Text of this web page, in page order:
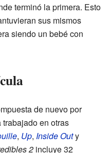
terminó la primera. Esto
sus mismos
siendo un bebé con
de nuevo por
trabajado en otras
, Up, Inside Outy
2 incluye 32